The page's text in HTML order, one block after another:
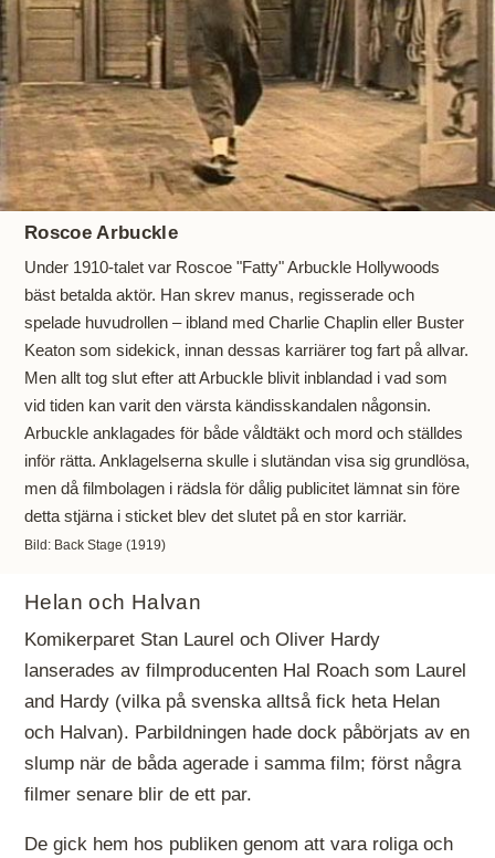
Roscoe Arbuckle
Under 1910-talet var Roscoe "Fatty" Arbuckle Hollywoods
bäst betalda aktör. Han skrev manus, regisserade och
spelade huvudrollen – ibland med Charlie Chaplin eller Buster
Keaton som sidekick, innan dessas karriärer tog fart på allvar.
Men allt tog slut efter att Arbuckle blivit inblandad i vad som
vid tiden kan varit den värsta kändisskandalen någonsin.
Arbuckle anklagades för både våldtäkt och mord och ställdes
inför rätta. Anklagelserna skulle i slutändan visa sig grundlösa,
men då filmbolagen i rädsla för dålig publicitet lämnat sin före
detta stjärna i sticket blev det slutet på en stor karriär.
Bild: Back Stage (1919)
Helan och Halvan
Komikerparet Stan Laurel och Oliver Hardy
lanserades av filmproducenten Hal Roach som Laurel
and Hardy (vilka på svenska alltså fick heta Helan
och Halvan). Parbildningen hade dock påbörjats av en
slump när de båda agerade i samma film; först några
filmer senare blir de ett par.
De gick hem hos publiken genom att vara roliga och